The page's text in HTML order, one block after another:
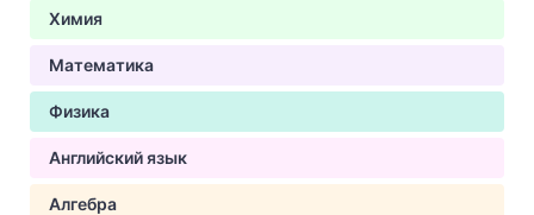
Химия
Математика
Физика
Английский язык
Алгебра